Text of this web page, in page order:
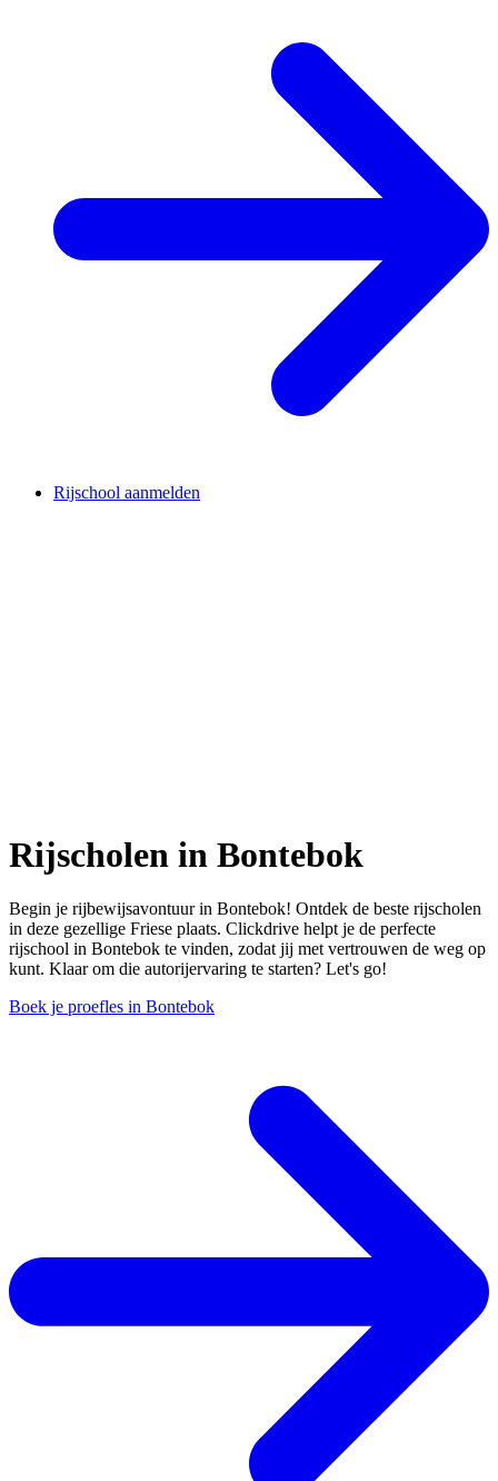
Rijschool aanmelden
Rijscholen in Bontebok
Begin je rijbewijsavontuur in Bontebok! Ontdek de beste rijscholen
in deze gezellige Friese plaats. Clickdrive helpt je de perfecte
rijschool in Bontebok te vinden, zodat jij met vertrouwen de weg op
kunt. Klaar om die autorijervaring te starten? Let's go!
Boek je proefles in Bontebok